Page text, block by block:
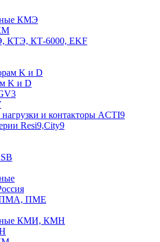
КМЭ
КТЭ, КТ-6000, EKF
K и D
K и D
и контакторы ACTI9
Resi9,City9
ПМА, ПМЕ
КМИ, КМН